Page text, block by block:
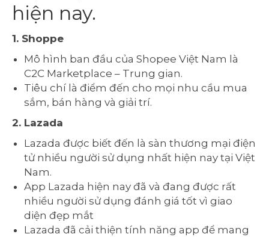
hiện nay.
1. Shoppe
Mô hình ban đầu của Shopee Việt Nam là
C2C Marketplace – Trung gian.
Tiêu chí là điểm đến cho mọi nhu cầu mua
sắm, bán hàng và giải trí.
2. Lazada
Lazada được biết đến là sàn thương mại điện
tử nhiều người sử dụng nhất hiện nay tại Việt
Nam.
App Lazada hiện nay đã và đang được rất
nhiều người sử dụng đánh giá tốt vì giao
diện đẹp mắt
Lazada đã cải thiện tính năng app để mang